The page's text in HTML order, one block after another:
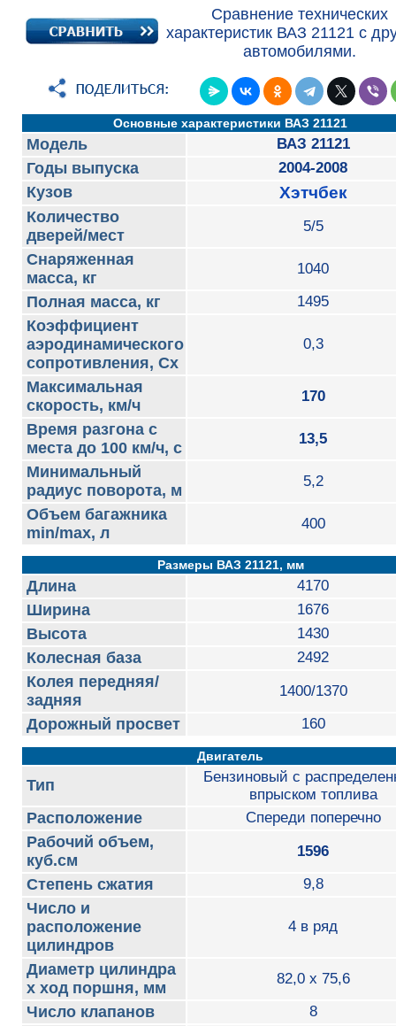
Сравнение технических
характеристик ВАЗ 21121 с
автомобилями.
Основные характеристики ВАЗ 21121
Модель ВАЗ 21121
Годы выпуска 2004-2008
Кузов Хэтчбек
Количество
дверей/мест
5/5
Снаряженная
масса, кг
1040
Полная масса, кг 1495
Коэффициент
аэродинамического
сопротивления, Сх
0,3
Максимальная
скорость, км/ч
170
Время разгона с
места до 100 км/ч, с
13,5
Минимальный
радиус поворота, м
5,2
Объем багажника
min/max, л
400
Размеры ВАЗ 21121, мм
Длина 4170
Ширина 1676
Высота 1430
Колесная база 2492
Колея передняя/
задняя
1400/1370
Дорожный просвет 160
Двигатель
Тип
Бензиновый с
впрыском топлива
Расположение Спереди поперечно
Рабочий объем,
куб.см
1596
Степень сжатия 9,8
Число и
расположение
цилиндров
4 в ряд
Диаметр цилиндра
х ход поршня, мм
82,0 х 75,6
Число клапанов 8